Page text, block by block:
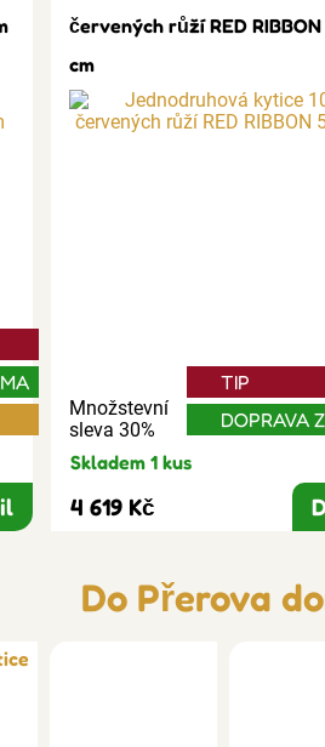
červených růží RED RIBBON
cm
Množstevní
sleva 30%
TIP
DOPRAVA
Skladem 1 kus
4 619 Kč
Do Přerova